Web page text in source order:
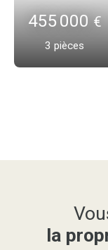
455 000€
3 pièces
la